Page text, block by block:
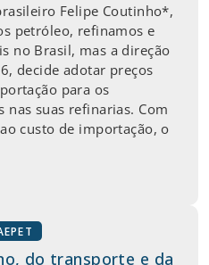
Felipe Coutinho*,
petróleo, refinamos e
no Brasil, mas a direção
decide adotar preços
para os
suas refinarias. Com
custo de importação, o
do transporte e da